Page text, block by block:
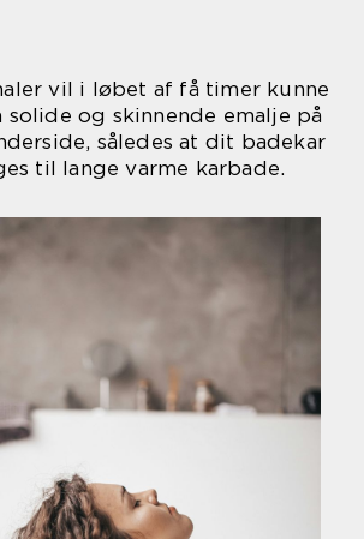
vil i løbet af få timer kunne
solide og skinnende emalje på
således at dit badekar
til lange varme karbade.